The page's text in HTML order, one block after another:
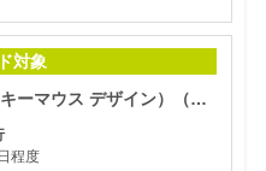
対象
イオンカードセレクト（ミッキーマウス デザイン）（発行）
程度